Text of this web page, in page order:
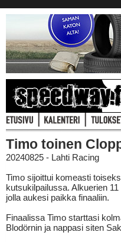
Timo toinen
20240825 - Lahti Racing
Timo sijoittui komeasti
kutsukilpailussa. Alkuerien
jolla aukesi paikka finaaliin.
Finaalissa Timo starttasi
Blodörnin ja nappasi siten